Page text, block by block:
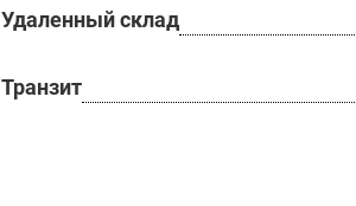
Удаленный склад
Транзит